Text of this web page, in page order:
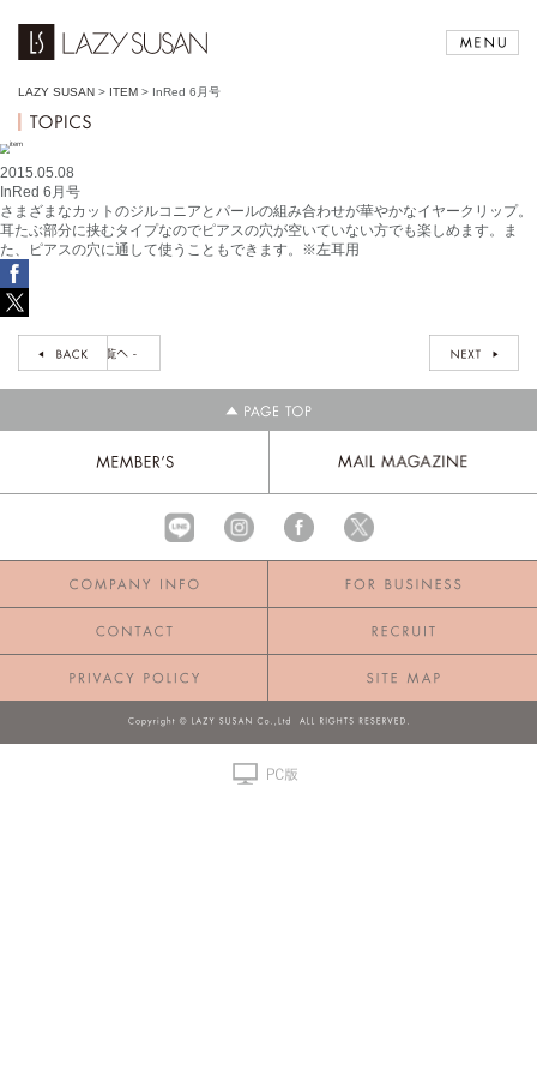
LAZY SUSAN > ITEM > InRed 6月号
2015.05.08
InRed 6月号
さまざまなカットのジルコニアとパールの組み合わせが華やかなイヤークリップ。
耳たぶ部分に挟むタイプなのでピアスの穴が空いていない方でも楽しめます。ま
た、ピアスの穴に通して使うこともできます。※左耳用